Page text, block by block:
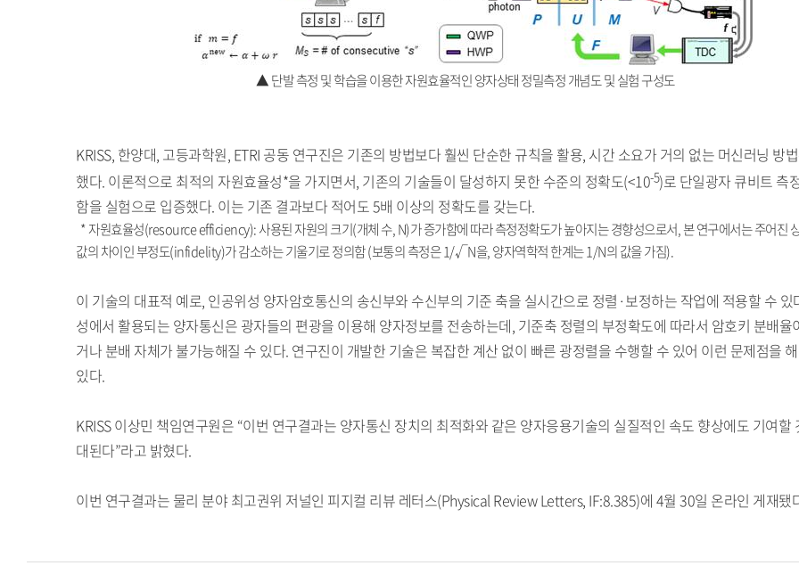
▲ 단발 측정 및 학습을 이용한 자원효율적인 양자상태 정밀측정 개념도 및 실험 구성도
KRISS, 한양대, 고등과학원, ETRI 공동 연구진은 기존의 방법보다 훨씬 단순한 규칙을 활용, 시간 소요가 거의 없는 머신러닝 방
했다. 이론적으로 최적의 자원효율성*을 가지면서, 기존의 기술들이 달성하지 못한 수준의 정확도(<10-5)로 단일광자 큐비트 측
함을 실험으로 입증했다. 이는 기존 결과보다 적어도 5배 이상의 정확도를 갖는다.
* 자원효율성(resource efficiency): 사용된 자원의 크기(개체 수, N)가 증가함에 따라 측정정확도가 높아지는 경향성으로서, 본 연구에서는 주어진
값의 차이인 부정도(infidelity)가 감소하는 기울기로 정의함 (보통의 측정은 1/√N을, 양자역학적 한계는 1/N의 값을 가짐).
이 기술의 대표적 예로, 인공위성 양자암호통신의 송신부와 수신부의 기준 축을 실시간으로 정렬·보정하는 작업에 적용할 수 있
성에서 활용되는 양자통신은 광자들의 편광을 이용해 양자정보를 전송하는데, 기준축 정렬의 부정확도에 따라서 암호키 분배율
거나 분배 자체가 불가능해질 수 있다. 연구진이 개발한 기술은 복잡한 계산 없이 빠른 광정렬을 수행할 수 있어 이런 문제점을
있다.
KRISS 이상민 책임연구원은 “이번 연구결과는 양자통신 장치의 최적화와 같은 양자응용기술의 실질적인 속도 향상에도 기여할
대된다”라고 밝혔다.
이번 연구결과는 물리 분야 최고권위 저널인 피지컬 리뷰 레터스(Physical Review Letters, IF:8.385)에 4월 30일 온라인 게재됐